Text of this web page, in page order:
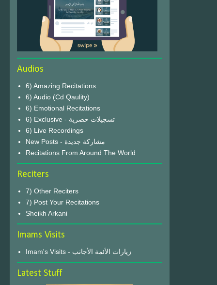
Audios
6) Amazing Recitations
6) Audio (Cd Qaulity)
6) Emotional Recitations
6) Exclusive - تسجيلات حصرية
6) Live Recordings
New Posts - مشاركة جديدة
Recitations From Around The World
Reciters
7) Other Reciters
7) Post Your Recitations
Sheikh Arkani
Imams Visits
Imam's Visits - زيارات الأئمة الأجانب
Latest Stuff